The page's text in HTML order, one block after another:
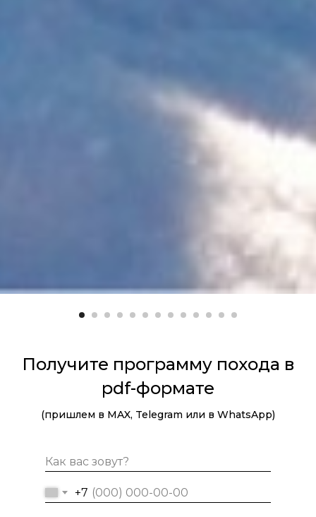
Получите программу похода в
pdf-формате
(пришлем в MAX, Telegram или в WhatsApp)
+7